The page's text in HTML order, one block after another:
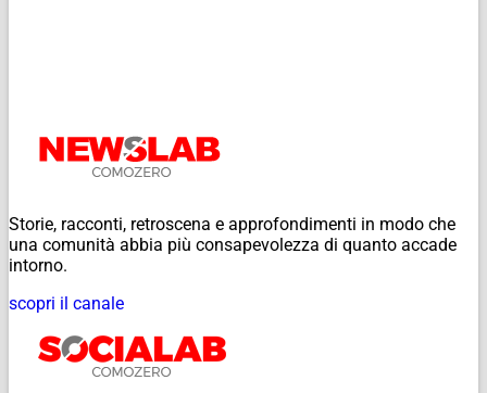
Storie, racconti, retroscena e approfondimenti in modo che
una comunità abbia più consapevolezza di quanto accade
intorno.
scopri il canale